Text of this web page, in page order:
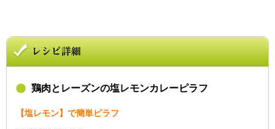
鶏肉とレーズンの塩レモンカレーピラフ
【塩レモン】で簡単ピラフ